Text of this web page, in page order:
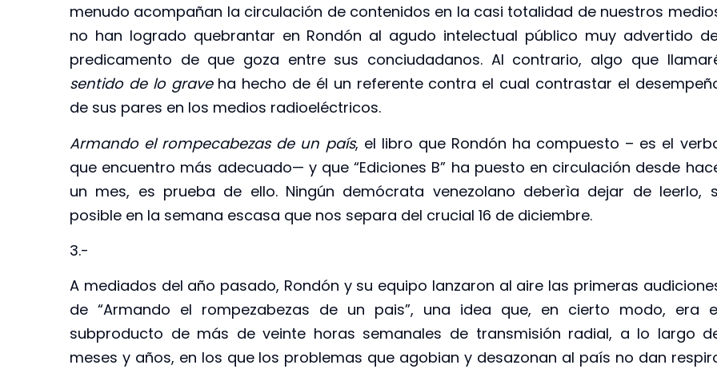
menudo acompañan la circulación de contenidos en la casi totalidad de nuestros
no han logrado quebrantar en Rondón al agudo intelectual público muy advertido
predicamento de que goza entre sus conciudadanos. Al contrario, algo que
sentido de lo graveha hecho de él un referente contra el cual contrastar el
de sus pares en los medios radioeléctricos.
Armando el rompecabezas de un país, el libro que Rondón ha compuesto – es el
que encuentro más adecuado— y que “Ediciones B” ha puesto en circulación desde
un mes, es prueba de ello. Ningún demócrata venezolano deberìa dejar de leerlo,
posible en la semana escasa que nos separa del crucial 16 de diciembre.
3.-
A mediados del año pasado, Rondón y su equipo lanzaron al aire las primeras
de “Armando el rompezabezas de un pais”, una idea que, en cierto modo, era
subproducto de más de veinte horas semanales de transmisión radial, a lo largo
meses y años, en los que los problemas que agobian y desazonan al país no dan